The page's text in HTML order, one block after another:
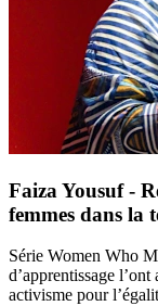
Faiza Yousuf -
femmes dans la
Série Women Who
d’apprentissage
activisme pour